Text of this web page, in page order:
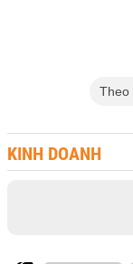
Theo
KINH DOANH